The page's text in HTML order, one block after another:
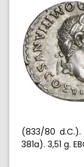
(833/80
381a). 3,51 g.